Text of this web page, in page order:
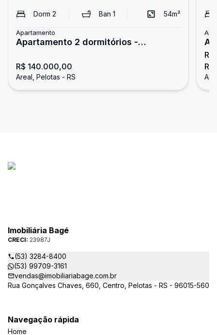
Dorm 2 Ban 1 54m²
Apartamento
Apartamento 2 dormitórios -
R$ 140.000,00
Areal, Pelotas - RS
Imobiliária Bagé
CRECI: 23987J
(53) 3284-8400
(53) 99709-3161
vendas@imobiliariabage.com.br
Rua Gonçalves Chaves, 660, Centro, Pelotas - RS - 96015-560
Navegação rápida
Home